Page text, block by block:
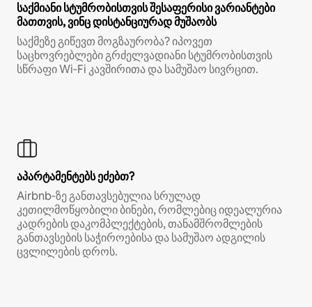
საქმიანი სტუმრობისთვის შესაფერისი ვარიანტები
მათთვის, ვინც დისტანციურად მუშაობს
საქმეზე გიწევთ მოგზაურობა? იპოვეთ
საცხოვრებლები გრძელვადიანი სტუმრობისთვის
სწრაფი Wi‑Fi კავშირითა და სამუშაო სივრცით.
აპარტამენტებს ეძებთ?
Airbnb‑ზე განთავსებულია სრულად
კეთილმოწყობილი ბინები, რომლებიც იდეალურია
კადრების დაკომპლექტების, თანამშრომლების
განთავსების საჭიროებისა და სამუშაო ადგილის
ცვლილების დროს.